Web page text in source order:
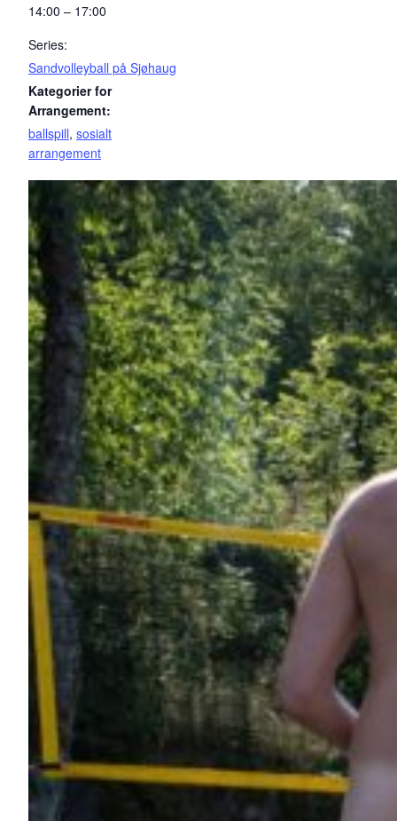
14:00 – 17:00
Series:
Sandvolleyball på Sjøhaug
Kategorier for
Arrangement:
ballspill, sosialt
arrangement